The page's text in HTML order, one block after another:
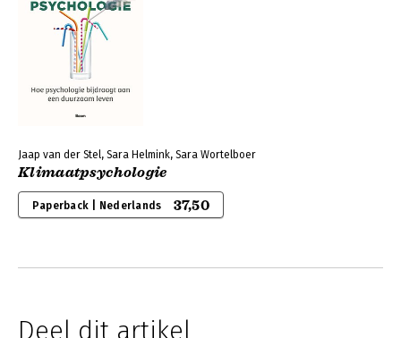
Jaap van der Stel, Sara Helmink, Sara Wortelboer
Klimaatpsychologie
Paperback | Nederlands 37,50
Deel dit artikel